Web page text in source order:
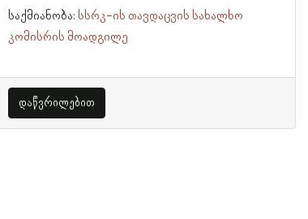
საქმიანობა: სსრკ-ის თავდაცვის სახალხო
კომისრის მოადგილე
დაწვრილებით